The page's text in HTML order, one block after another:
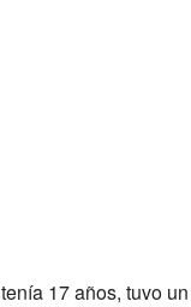
tenía 17 años, tuvo